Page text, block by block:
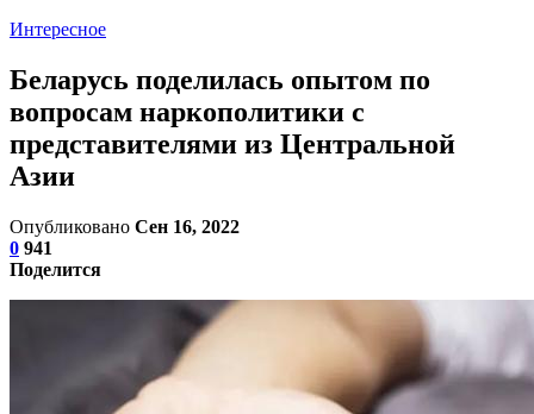
Интересное
Беларусь поделилась опытом по
вопросам наркополитики с
представителями из Центральной
Азии
Опубликовано Сен 16, 2022
0 941
Поделится